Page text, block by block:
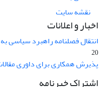
نقشه سایت
اخبار و اعلانات
انتقال فصلنامه راهبرد سیاسی
20
پذیرش همکاری برای داوری
اشتراک خبرنامه